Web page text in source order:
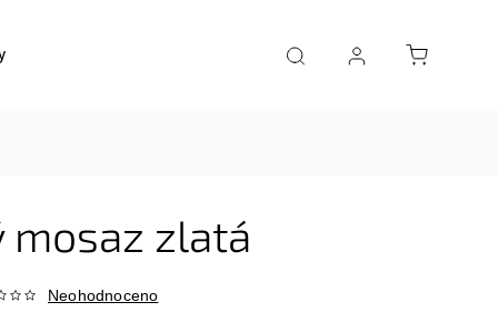
mosaz zlatá
Neohodnoceno